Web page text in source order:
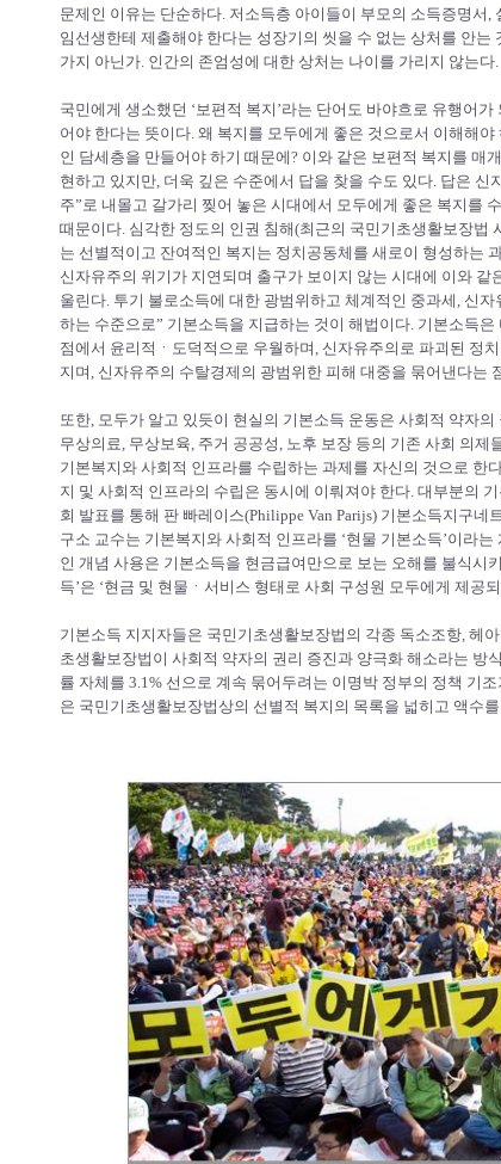
문제인 이유는 단순하다. 저소득층 아이들이 부모의 소득증명서
임선생한테 제출해야 한다는 성장기의 씻을 수 없는 상처를 안
가지 아닌가. 인간의 존엄성에 대한 상처는 나이를 가리지 않는다.
국민에게 생소했던 ‘보편적 복지’라는 단어도 바야흐로 유행어
어야 한다는 뜻이다. 왜 복지를 모두에게 좋은 것으로서 이해해
인 담세층을 만들어야 하기 때문에? 이와 같은 보편적 복지를 매
현하고 있지만, 더욱 깊은 수준에서 답을 찾을 수도 있다. 답은
주”로 내몰고 갈가리 찢어 놓은 시대에서 모두에게 좋은 복지를
때문이다. 심각한 정도의 인권 침해(최근의 국민기초생활보장법
는 선별적이고 잔여적인 복지는 정치공동체를 새로이 형성하는
신자유주의 위기가 지연되며 출구가 보이지 않는 시대에 이와
울린다. 투기 불로소득에 대한 광범위하고 체계적인 중과세, 신
하는 수준으로” 기본소득을 지급하는 것이 해법이다. 기본소득
점에서 윤리적ㆍ도덕적으로 우월하며, 신자유주의로 파괴된 정
지며, 신자유주의 수탈경제의 광범위한 피해 대중을 묶어낸다는
또한, 모두가 알고 있듯이 현실의 기본소득 운동은 사회적 약자
무상의료, 무상보육, 주거 공공성, 노후 보장 등의 기존 사회 의
기본복지와 사회적 인프라를 수립하는 과제를 자신의 것으로 한
지 및 사회적 인프라의 수립은 동시에 이뤄져야 한다. 대부분의
회 발표를 통해 판 빠레이스(Philippe Van Parijs) 기본소득지구
구소 교수는 기본복지와 사회적 인프라를 ‘현물 기본소득’이라
인 개념 사용은 기본소득을 현금급여만으로 보는 오해를 불식시
득’은 ‘현금 및 현물ㆍ서비스 형태로 사회 구성원 모두에게 제공
기본소득 지지자들은 국민기초생활보장법의 각종 독소조항, 헤
초생활보장법이 사회적 약자의 권리 증진과 양극화 해소라는 방
률 자체를 3.1% 선으로 계속 묶어두려는 이명박 정부의 정책 기
은 국민기초생활보장법상의 선별적 복지의 목록을 넓히고 액수